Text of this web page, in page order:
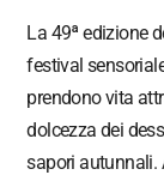
La 49ª edizione
festival
prendono vita
dolcezza dei
sapori autunnali.